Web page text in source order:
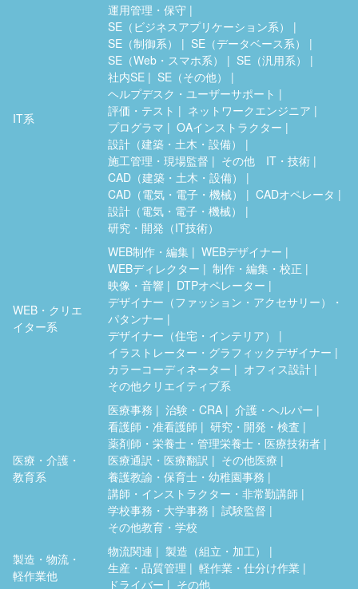
IT系
運用管理・保守
SE（ビジネスアプリケーション系）
SE（制御系）
SE（データベース系）
SE（Web・スマホ系）
SE（汎用系）
社内SE
SE（その他）
ヘルプデスク・ユーザーサポート
評価・テスト
ネットワークエンジニア
プログラマ
OAインストラクター
設計（建築・土木・設備）
施工管理・現場監督
その他 IT・技術
CAD（建築・土木・設備）
CAD（電気・電子・機械）
CADオペレータ
設計（電気・電子・機械）
研究・開発（IT技術）
WEB・クリエ
イター系
WEB制作・編集
WEBデザイナー
WEBディレクター
制作・編集・校正
映像・音響
DTPオペレーター
デザイナー（ファッション・アクセサリー）・
パタンナー
デザイナー（住宅・インテリア）
イラストレーター・グラフィックデザイナー
カラーコーディネーター
オフィス設計
その他クリエイティブ系
医療・介護・
教育系
医療事務 治験・CRA
介護・ヘルパー
看護師・准看護師
研究・開発・検査
薬剤師・栄養士・管理栄養士・医療技術者
医療通訳・医療翻訳
その他医療
養護教諭・保育士・幼稚園事務
講師・インストラクター・非常勤講師
学校事務・大学事務
試験監督
その他教育・学校
製造・物流・
軽作業他
物流関連
製造（組立・加工）
生産・品質管理
軽作業・仕分け作業
ドライバー
その他